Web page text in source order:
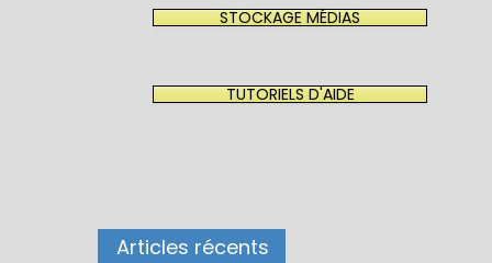
STOCKAGE MÉDIAS
TUTORIELS D'AIDE
Articles récents